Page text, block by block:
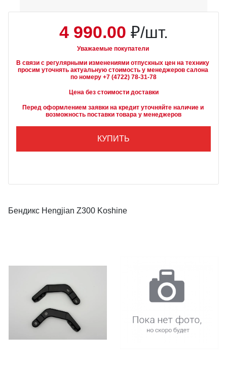
4 990.00 ₽/шт.
Уважаемые покупатели
В связи с регулярными изменениями отпускных цен на технику
просим уточнять актуальную стоимость у менеджеров салона
Цена без стоимости доставки
Перед оформлением заявки на кредит уточняйте наличие и
возможность поставки товара у менеджеров
КУПИТЬ
Бендикс Hengjian Z300 Koshine